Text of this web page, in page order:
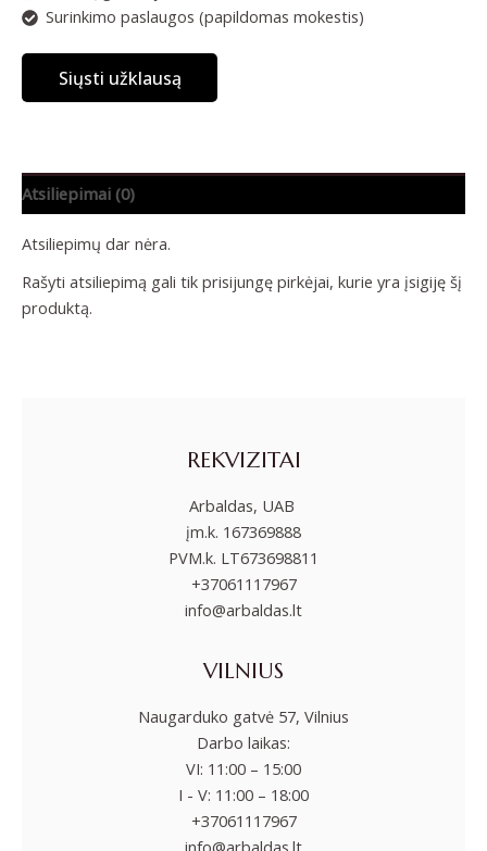
Surinkimo paslaugos (papildomas mokestis)
Siųsti užklausą
Atsiliepimai (0)
Atsiliepimų dar nėra.
Rašyti atsiliepimą gali tik prisijungę pirkėjai, kurie yra įsigiję šį
produktą.
REKVIZITAI
Arbaldas, UAB
įm.k. 167369888
PVM.k. LT673698811
+37061117967
info@arbaldas.lt
VILNIUS
Naugarduko gatvė 57, Vilnius
Darbo laikas:
VI: 11:00 – 15:00
I - V: 11:00 – 18:00
+37061117967